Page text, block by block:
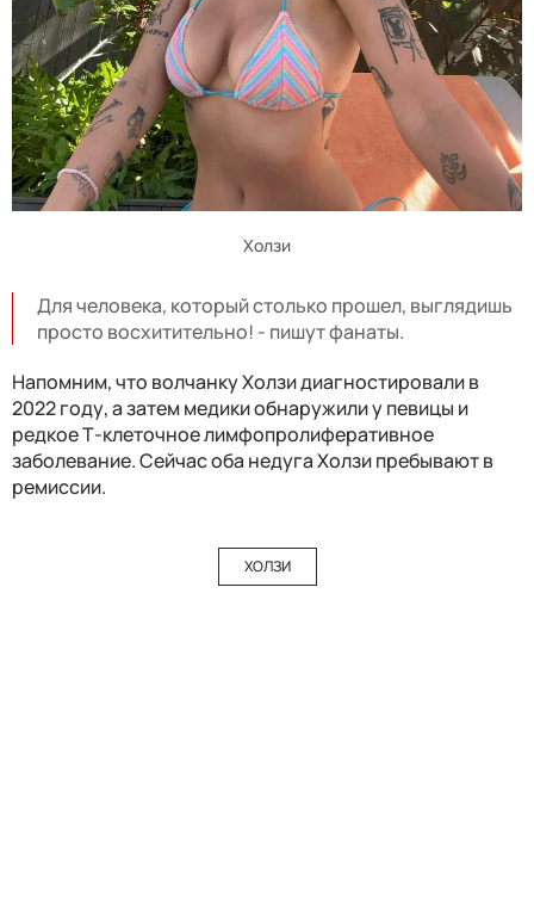
Холзи
Для человека, который столько прошел, выглядишь
просто восхитительно! - пишут фанаты.
Напомним, что волчанку Холзи диагностировали в
2022 году, а затем медики обнаружили у певицы и
редкое Т-клеточное лимфопролиферативное
заболевание. Сейчас оба недуга Холзи пребывают в
ремиссии.
ХОЛЗИ